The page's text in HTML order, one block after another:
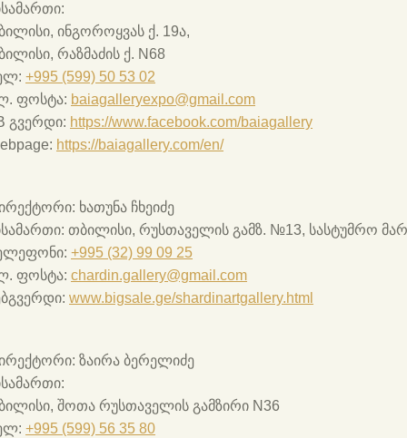
ინგოროყვას ქ. 19ა,
რაზმაძის ქ. N68
+995 (599) 50 53 02
ფოსტა: baiagalleryexpo@gmail.com
გვერდი: https://www.facebook.com/baiagallery
https://baiagallery.com/en/
ხათუნა ჩხეიძე
თბილისი, რუსთაველის გამზ. №13, სასტუმრო
+995 (32) 99 09 25
ფოსტა: chardin.gallery@gmail.com
www.bigsale.ge/shardinartgallery.html
ზაირა ბერელიძე
შოთა რუსთაველის გამზირი N36
+995 (599) 56 35 80